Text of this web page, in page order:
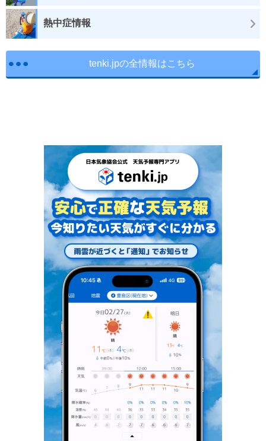
熱中症情報
tenki.jpの全情報はこちら